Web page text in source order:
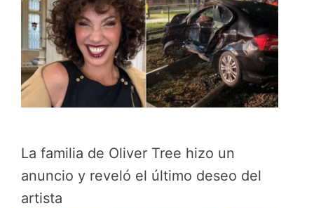
La familia de Oliver Tree hizo un
anuncio y reveló el último deseo del
artista